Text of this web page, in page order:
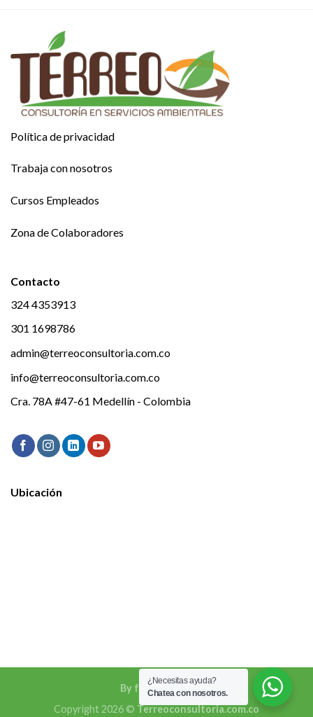
Política de privacidad
Trabaja con nosotros
Cursos Empleados
Zona de Colaboradores
Contacto
324 4353913
301 1698786
admin@terreoconsultoria.com.co
info@terreoconsultoria.com.co
Cra. 78A #47-61 Medellín - Colombia
Ubicación
By fokarte.com
Copyright 2026 © Terreoconsultoria.com.co
¿Necesitas ayuda?
Chatea con nosotros.